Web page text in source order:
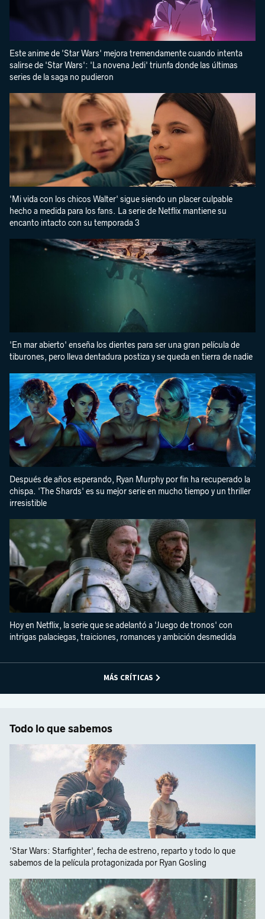
Este anime de 'Star Wars' mejora tremendamente cuando intenta
salirse de 'Star Wars': 'La novena Jedi' triunfa donde las últimas
series de la saga no pudieron
'Mi vida con los chicos Walter' sigue siendo un placer culpable
hecho a medida para los fans. La serie de Netflix mantiene su
encanto intacto con su temporada 3
'En mar abierto' enseña los dientes para ser una gran película de
tiburones, pero lleva dentadura postiza y se queda en tierra de nadie
Después de años esperando, Ryan Murphy por fin ha recuperado la
chispa. 'The Shards' es su mejor serie en mucho tiempo y un thriller
irresistible
Hoy en Netflix, la serie que se adelantó a 'Juego de tronos' con
intrigas palaciegas, traiciones, romances y ambición desmedida
MÁS CRÍTICAS
Todo lo que sabemos
'Star Wars: Starfighter', fecha de estreno, reparto y todo lo que
sabemos de la película protagonizada por Ryan Gosling